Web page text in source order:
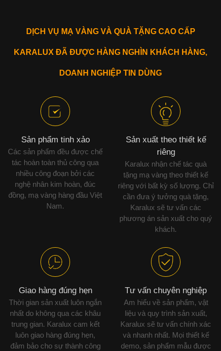
DỊCH VỤ MẠ VÀNG VÀ QUÀ TẶNG CAO CẤP
KARALUX ĐÃ ĐƯỢC HÀNG NGHÌN KHÁCH HÀNG,
DOANH NGHIỆP TIN DÙNG
Sản phẩm tinh xảo
Các sản phẩm đều được chế
tác hoàn toàn thủ công qua
nhiều công đoạn bởi các
nghệ nhân kim hoàn, đúc
đồng, mạ vàng hàng đầu Việt
Nam.
Sản xuất theo thiết kế
riêng
Karalux nhận chế tác quà
tặng mạ vàng theo thiết kế
riêng với bất kỳ số lượng. Chỉ
cần đưa ý tưởng quà tặng,
Karalux sẽ tư vấn các
phương án sản xuất cho quý
khách.
Giao hàng đúng hẹn
Thời gian sản xuất luôn ngắn
nhất do không qua các khâu
trung gian. Karalux cam kết
luôn giao hàng đúng hẹn,
đảm bảo cho sự thành công
Tư vấn chuyên nghiệp
Am hiểu về sản phẩm, vật
liệu và quy trình sản xuất,
Karalux sẽ tư vấn chính xác
và nhanh nhất. Mọi thiết kế
demo, sản phẩm mẫu được